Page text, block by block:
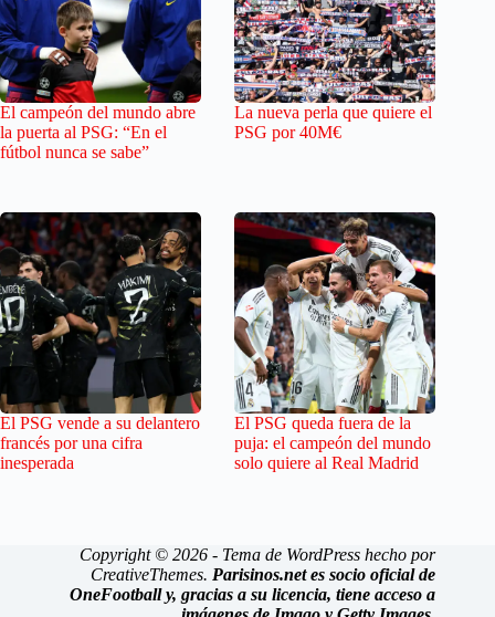
El campeón del mundo abre
la puerta al PSG: “En el
fútbol nunca se sabe”
La nueva perla que quiere el
PSG por 40M€
El PSG vende a su delantero
francés por una cifra
inesperada
El PSG queda fuera de la
puja: el campeón del mundo
solo quiere al Real Madrid
Copyright © 2026 - Tema de WordPress hecho por
CreativeThemes. Parisinos.net es socio oficial de
OneFootball y, gracias a su licencia, tiene acceso a